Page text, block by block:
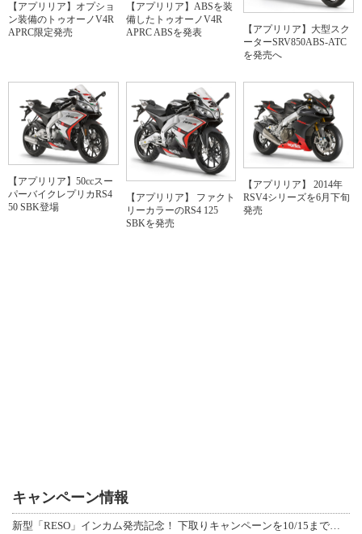
【アプリリア】オプショ
ン装備のトゥオーノV4R
APRC限定発売
【アプリリア】ABSを装
備したトゥオーノV4R
APRC ABSを発表
【アプリリア】大型スク
ーターSRV850ABS-ATC
を発売へ
【アプリリア】50ccスー
パーバイクレプリカRS4
50 SBK登場
【アプリリア】 ファクト
リーカラーのRS4 125
SBKを発売
【アプリリア】 2014年
RSV4シリーズを6月下旬
発売
キャンペーン情報
新型「RESO」インカム発売記念！ 下取りキャンペーンを10/15まで延長して開